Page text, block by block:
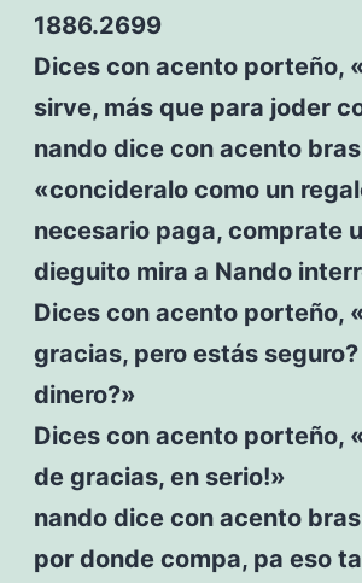
1886.2699
Dices con acento porteño,
sirve, más que para joder
nando dice con acento
«concideralo como un
necesario paga, comprate
dieguito mira a Nando
Dices con acento porteño,
gracias, pero estás
dinero?»
Dices con acento porteño,
de gracias, en serio!»
nando dice con acento
por donde compa, pa eso